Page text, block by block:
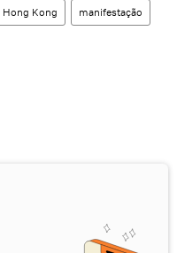
Hong Kong manifestação